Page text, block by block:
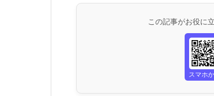
この記事がお役に
スマホ